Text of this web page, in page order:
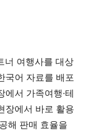
너 여행사를 대상
국어 자료를 배포
서 가족여행·테
장에서 바로 활용
해 판매 효율을